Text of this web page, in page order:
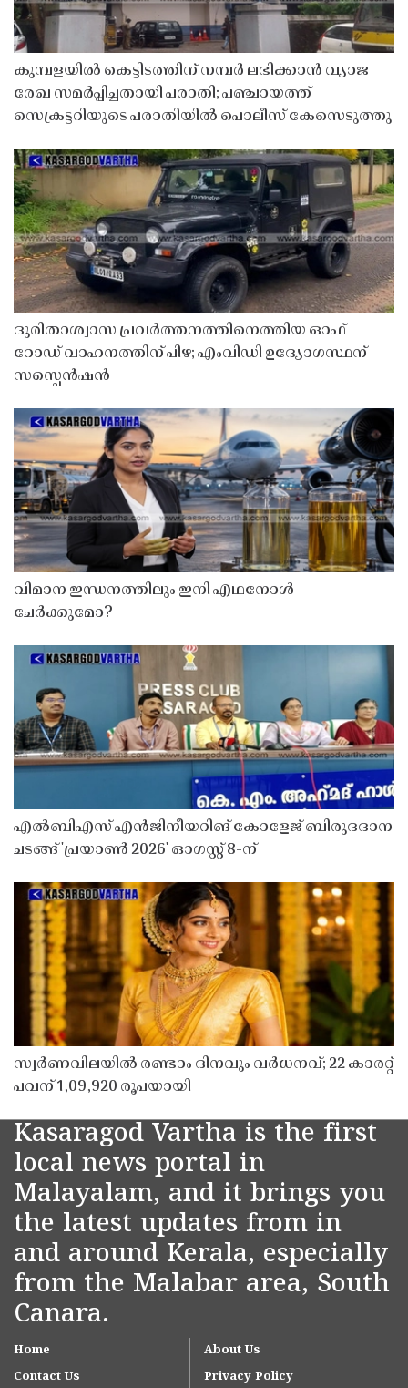
കുമ്പളയിൽ കെട്ടിടത്തിന് നമ്പർ ലഭിക്കാൻ വ്യാജ
രേഖ സമർപ്പിച്ചതായി പരാതി; പഞ്ചായത്ത്
സെക്രട്ടറിയുടെ പരാതിയിൽ പൊലീസ് കേസെടുത്തു
ദുരിതാശ്വാസ പ്രവർത്തനത്തിനെത്തിയ ഓഫ്
റോഡ് വാഹനത്തിന് പിഴ; എംവിഡി ഉദ്യോഗസ്ഥന്
സസ്പെൻഷൻ
വിമാന ഇന്ധനത്തിലും ഇനി എഥനോൾ
ചേർക്കുമോ?
എൽബിഎസ് എൻജിനീയറിങ് കോളേജ് ബിരുദദാന
ചടങ്ങ് 'പ്രയാൺ 2026' ഓഗസ്റ്റ് 8-ന്
സ്വർണവിലയിൽ രണ്ടാം ദിനവും വർധനവ്; 22 കാരറ്റ്
പവന് 1,09,920 രൂപയായി
Kasaragod Vartha is the first
local news portal in
Malayalam, and it brings you
the latest updates from in
and around Kerala, especially
from the Malabar area, South
Canara.
Home
About Us
Contact Us
Privacy Policy